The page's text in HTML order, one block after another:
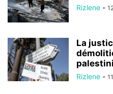
Rizlene -
La
Rizlene -